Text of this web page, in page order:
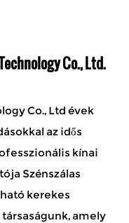
Co., Ltd.
Co., Ltd évek
az idős
kínai
Szénszálas
kerekes
amely